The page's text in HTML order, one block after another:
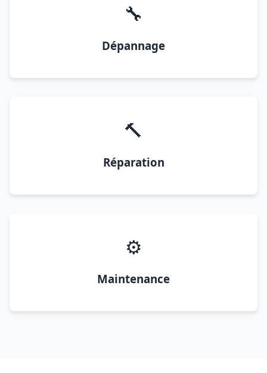
🔧
Dépannage
🔨
Réparation
⚙️
Maintenance